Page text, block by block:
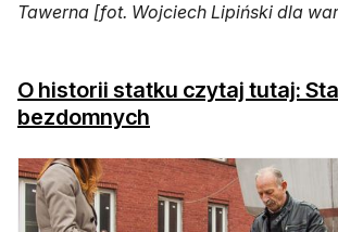
Tawerna [fot. Wojciech Lipiński dla
O historii statku czytaj tutaj:
bezdomnych